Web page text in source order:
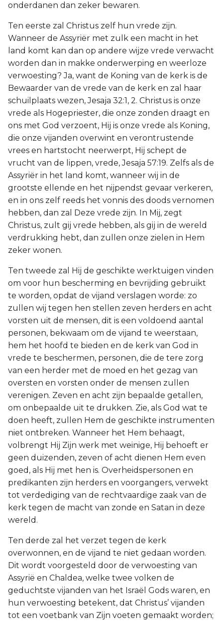
onderdanen dan zeker bewaren.
Ten eerste zal Christus zelf hun vrede zijn.
Wanneer de Assyriër met zulk een macht in het
land komt kan dan op andere wijze vrede verwacht
worden dan in makke onderwerping en weerloze
verwoesting? Ja, want de Koning van de kerk is de
Bewaarder van de vrede van de kerk en zal haar
schuilplaats wezen, Jesaja 32:1, 2. Christus is onze
vrede als Hogepriester, die onze zonden draagt en
ons met God verzoent, Hij is onze vrede als Koning,
die onze vijanden overwint en verontrustende
vrees en hartstocht neerwerpt, Hij schept de
vrucht van de lippen, vrede, Jesaja 57:19. Zelfs als de
Assyriër in het land komt, wanneer wij in de
grootste ellende en het nijpendst gevaar verkeren,
en in ons zelf reeds het vonnis des doods vernomen
hebben, dan zal Deze vrede zijn. In Mij, zegt
Christus, zult gij vrede hebben, als gij in de wereld
verdrukking hebt, dan zullen onze zielen in Hem
zeker wonen.
Ten tweede zal Hij de geschikte werktuigen vinden
om voor hun bescherming en bevrijding gebruikt
te worden, opdat de vijand verslagen worde: zo
zullen wij tegen hen stellen zeven herders en acht
vorsten uit de mensen, dit is een voldoend aantal
personen, bekwaam om de vijand te weerstaan,
hem het hoofd te bieden en de kerk van God in
vrede te beschermen, personen, die de tere zorg
van een herder met de moed en het gezag van
oversten en vorsten onder de mensen zullen
verenigen. Zeven en acht zijn bepaalde getallen,
om onbepaalde uit te drukken. Zie, als God wat te
doen heeft, zullen Hem de geschikte instrumenten
niet ontbreken. Wanneer het Hem behaagt,
volbrengt Hij Zijn werk met weinige, Hij behoeft er
geen duizenden, zeven of acht dienen Hem even
goed, als Hij met hen is. Overheidspersonen en
predikanten zijn herders en voorgangers, verwekt
tot verdediging van de rechtvaardige zaak van de
kerk tegen de macht van zonde en Satan in deze
wereld.
Ten derde zal het verzet tegen de kerk
overwonnen, en de vijand te niet gedaan worden.
Dit wordt voorgesteld door de verwoesting van
Assyrië en Chaldea, welke twee volken de
geduchtste vijanden van het Israël Gods waren, en
hun verwoesting betekent, dat Christus’ vijanden
tot een voetbank van Zijn voeten gemaakt worden;